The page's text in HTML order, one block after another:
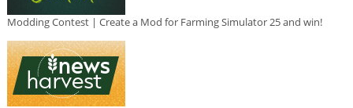
Modding Contest | Create a Mod for Farming Simulator 25 and win!